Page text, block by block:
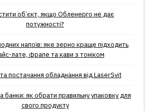
об’єкт, якщо Обленерго не дає
потужності?
напоїв: яке зерно краще підходить
лате, фрапе та кави з тоніком
постачання обладнання від LaserSvit
банки: як обрати правильну упаковку для
свого продукту